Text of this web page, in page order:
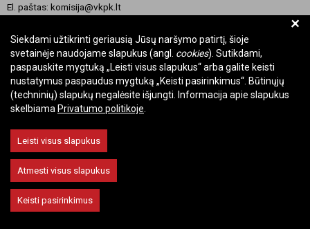
El. paštas: komisija@vkpk.lt
© 2026 Valstybinė kultūros paveldo komisija. Visos teisės saugomos.
Keisti slapukų nustatymus
+
Siekdami užtikrinti geriausią Jūsų naršymo patirtį, šioje
svetainėje naudojame slapukus (angl. cookies). Sutikdami,
paspauskite mygtuką „Leisti visus slapukus“ arba galite keisti
nustatymus paspaudus mygtuką „Keisti pasirinkimus“. Būtinųjų
(techninių) slapukų negalėsite išjungti. Informacija apie slapukus
skelbiama Privatumo politikoje
Leisti visus slapukus
Atmesti visus slapukus
Keisti pasirinkimus